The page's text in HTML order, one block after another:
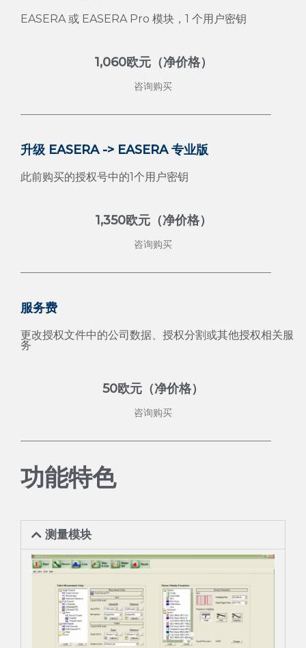
EASERA 或 EASERA Pro 模块，1 个用户密钥
1,060欧元（净价格）
咨询购买
升级 EASERA -> EASERA 专业版
此前购买的授权号中的1个用户密钥
1,350欧元（净价格）
咨询购买
服务费
更改授权文件中的公司数据、授权分割或其他授权相关服
务
50欧元（净价格）
咨询购买
功能特色
测量模块